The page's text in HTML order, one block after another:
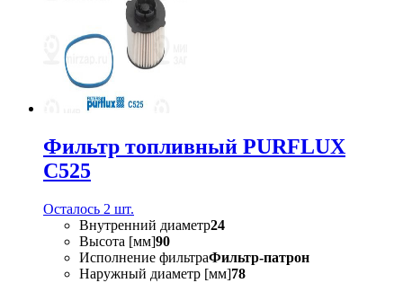
Фильтр топливный PURFLUX
C525
Осталось 2 шт.
Внутренний диаметр24
Высота [мм]90
Исполнение фильтраФильтр-патрон
Наружный диаметр [мм]78